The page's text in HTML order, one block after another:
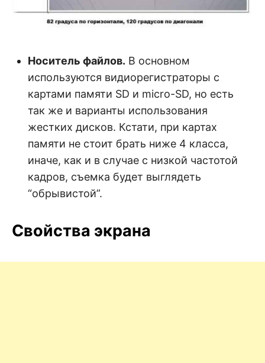
Носитель файлов. В основном
используются видиорегистраторы с
картами памяти SD и micro-SD, но есть
так же и варианты использования
жестких дисков. Кстати, при картах
памяти не стоит брать ниже 4 класса,
иначе, как и в случае с низкой частотой
кадров, съемка будет выглядеть
“обрывистой”.
Свойства экрана